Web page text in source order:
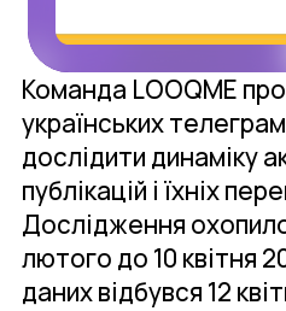
Команда LOOQME
українських
дослідити динаміку
публікацій і їхніх
Дослідження
лютого до 10 квітня
даних відбувся 12